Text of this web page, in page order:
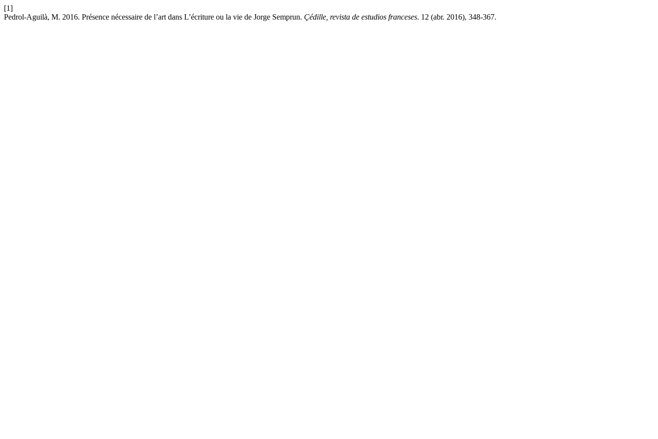
[1]
Pedrol-Aguilà, M. 2016. Présence nécessaire de l’art dans L’écriture ou la vie de Jorge Semprun. Çédille, revista de estudios franceses. 12 (abr. 2016), 348-367.